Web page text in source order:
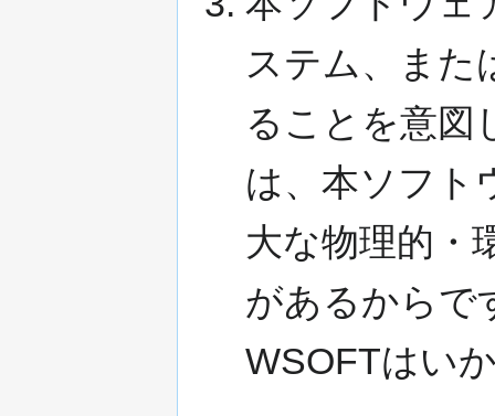
ステム、また
ることを意図
は、本ソフト
大な物理的・
があるからで
WSOFTはい